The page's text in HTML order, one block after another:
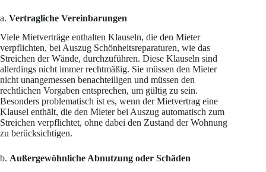
a. Vertragliche Vereinbarungen
Viele Mietverträge enthalten Klauseln, die den Mieter
verpflichten, bei Auszug Schönheitsreparaturen, wie das
Streichen der Wände, durchzuführen. Diese Klauseln sind
allerdings nicht immer rechtmäßig. Sie müssen den Mieter
nicht unangemessen benachteiligen und müssen den
rechtlichen Vorgaben entsprechen, um gültig zu sein.
Besonders problematisch ist es, wenn der Mietvertrag eine
Klausel enthält, die den Mieter bei Auszug automatisch zum
Streichen verpflichtet, ohne dabei den Zustand der Wohnung
zu berücksichtigen.
b. Außergewöhnliche Abnutzung oder Schäden